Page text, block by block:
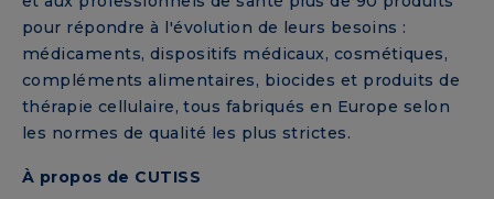
pour répondre à l'évolution de leurs besoins :
médicaments, dispositifs médicaux, cosmétiques,
compléments alimentaires, biocides et produits de
thérapie cellulaire, tous fabriqués en Europe selon
les normes de qualité les plus strictes.
À propos de CUTISS